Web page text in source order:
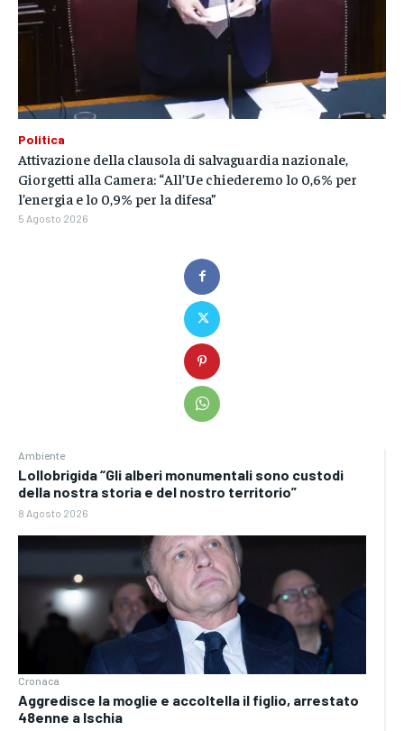
Ambiente
Lollobrigida “Gli alberi monumentali sono custodi
della nostra storia e del nostro territorio”
8 Agosto 2026
Cronaca
Aggredisce la moglie e accoltella il figlio, arrestato
48enne a Ischia
Politica
Attivazione della clausola di salvaguardia nazionale,
Giorgetti alla Camera: “All’Ue chiederemo lo 0,6% per
l’energia e lo 0,9% per la difesa”
5 Agosto 2026